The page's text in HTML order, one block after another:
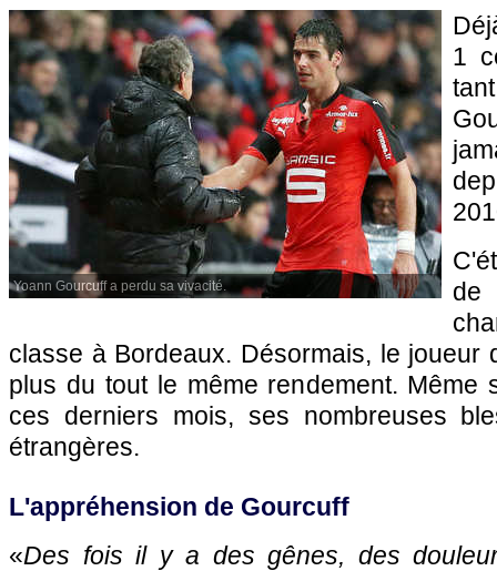
Yoann Gourcuff a perdu sa vivacité.
1
de
classe à Bordeaux. Désormais, le joueur
plus du tout le même rendement. Même
ces derniers mois, ses nombreuses
étrangères.
L'appréhension de Gourcuff
«Des fois il y a des gênes, des